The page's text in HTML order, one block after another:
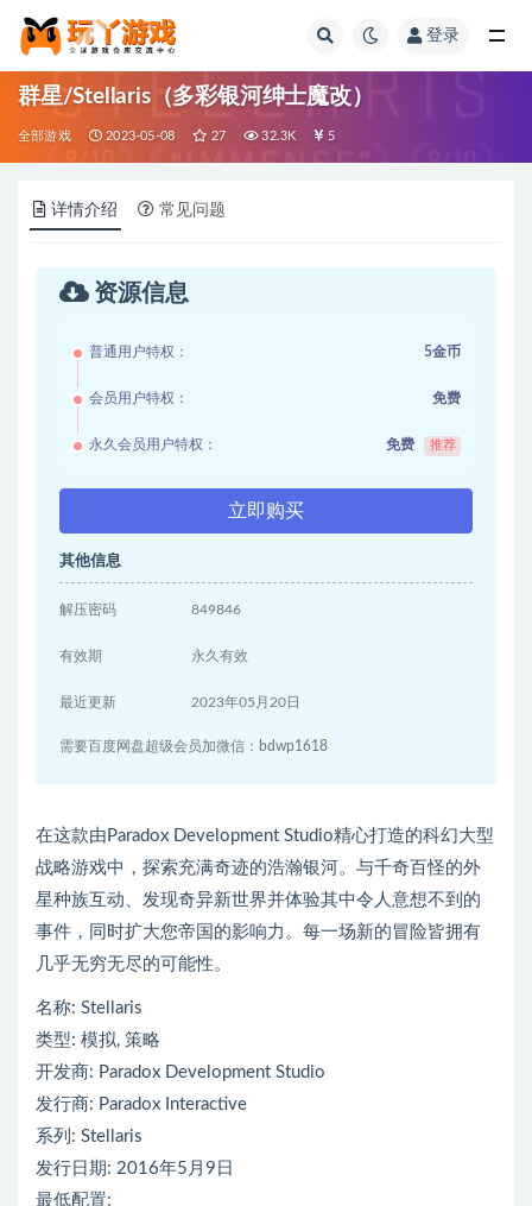
登录
群星/Stellaris（多彩银河绅士魔改）
全部游戏 2023-05-08 27 32.3K 5
详情介绍 常见问题
资源信息
普通用户特权： 5金币
会员用户特权： 免费
永久会员用户特权： 免费 推荐
立即购买
其他信息
解压密码 849846
有效期 永久有效
最近更新 2023年05月20日
需要百度网盘超级会员加微信：bdwp1618
在这款由Paradox Development Studio精心打造的科幻大型
战略游戏中，探索充满奇迹的浩瀚银河。与千奇百怪的外
星种族互动、发现奇异新世界并体验其中令人意想不到的
事件，同时扩大您帝国的影响力。每一场新的冒险皆拥有
几乎无穷无尽的可能性。
名称: Stellaris
类型: 模拟, 策略
开发商: Paradox Development Studio
发行商: Paradox Interactive
系列: Stellaris
发行日期: 2016年5月9日
最低配置: